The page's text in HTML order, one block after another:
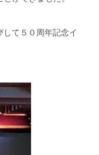
て５０周年記念イ